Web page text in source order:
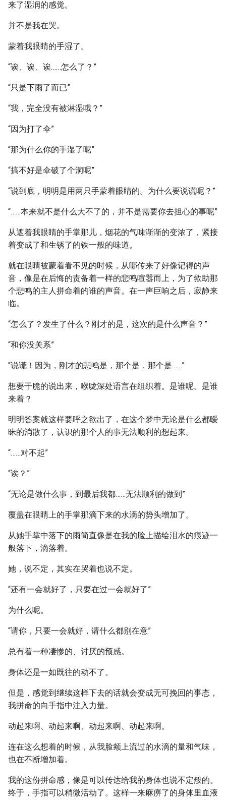
来了湿润的感觉。
并不是我在哭。
蒙着我眼睛的手湿了。
“诶、诶、诶……怎么了？”
“只是下雨了而已”
“我，完全没有被淋湿哦？”
“因为打了伞”
“那为什么你的手湿了呢”
“搞不好是伞破了个洞呢”
“说到底，明明是用两只手蒙着眼睛的。为什么要说谎呢？”
“……本来就不是什么大不了的，并不是需要你去担心的事呢”
从遮着我眼睛的手掌那儿，烟花的气味渐渐的变浓了，紧接
着变成了和生锈了的铁一般的味道。
就在眼睛被蒙着看不见的时候，从哪传来了好像记得的声
音，像是在后悔的责备着一样的悲鸣喧嚣而上，为了救助那
个悲鸣的主人拼命着的谁的声音。在一声巨响之后，寂静来
临。
“怎么了？发生了什么？刚才的是，这次的是什么声音？”
“和你没关系”
“说谎！因为，刚才的悲鸣是，那个是，那个是……”
想要干脆的说出来，喉咙深处语言在组织着。是谁呢。是谁
来着？
明明答案就这样要呼之欲出了，在这个梦中无论是什么都暧
昧的消散了，认识的那个人的事无法顺利的想起来。
“……对不起”
“诶？”
“无论是做什么事，到最后我都……无法顺利的做到”
覆盖在眼睛上的手掌那滴下来的水滴的势头增加了。
从她手掌中落下的雨简直像是在我的脸上描绘泪水的痕迹一
般落下，滴落着。
她，说不定，其实在哭着也说不定。
“还有一会就好了，只要在过一会就好了”
为什么呢。
“请你，只要一会就好，请什么都别在意”
总有着一种凄惨的、讨厌的预感。
身体还是一如既往的动不了。
但是，感觉到继续这样下去的话就会变成无可挽回的事态，
我拼命的向手指中注入力量。
动起来啊、动起来啊、动起来啊、动起来啊。
连在这么想着的时候，从我脸颊上流过的水滴的量和气味，
也在不断增加着。
我的这份拼命感，像是可以传达给我的身体也说不定般的。
终于，手指可以稍微活动了。这样一来麻痹了的身体里血液